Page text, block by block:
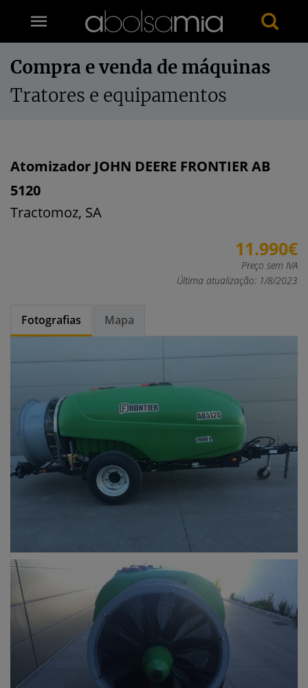
Compra e venda de máquinas
Tratores e equipamentos
Atomizador JOHN DEERE FRONTIER AB
5120
Tractomoz, SA
11.990€
Preço sem IVA
Última atualização: 1/8/2023
Fotografias Mapa